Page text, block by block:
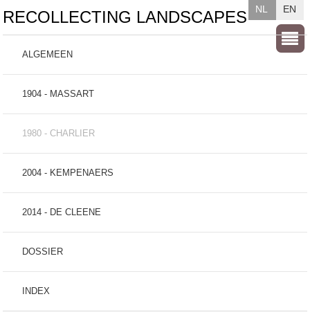
EN
NL
RECOLLECTING LANDSCAPES
ALGEMEEN
1904 - MASSART
1980 - CHARLIER
2004 - KEMPENAERS
2014 - DE CLEENE
DOSSIER
INDEX